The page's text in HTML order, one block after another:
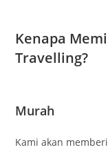
Kenapa
Travelling?
Murah
Kami akan